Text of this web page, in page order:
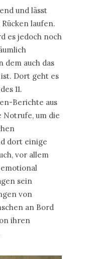
und lässt
laufen.
es jedoch noch
dem auch das
Dort geht es
11.
Berichte aus
Notrufe, um die
dort einige
vor allem
sein
von
an Bord
ihren